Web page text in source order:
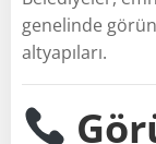
genelinde
altyapıları.